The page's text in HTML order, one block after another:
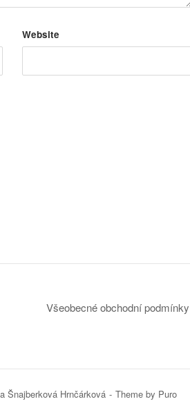
Website
Všeobecné obchodní podmínky
Šnajberková Hrnčárková Theme by Puro